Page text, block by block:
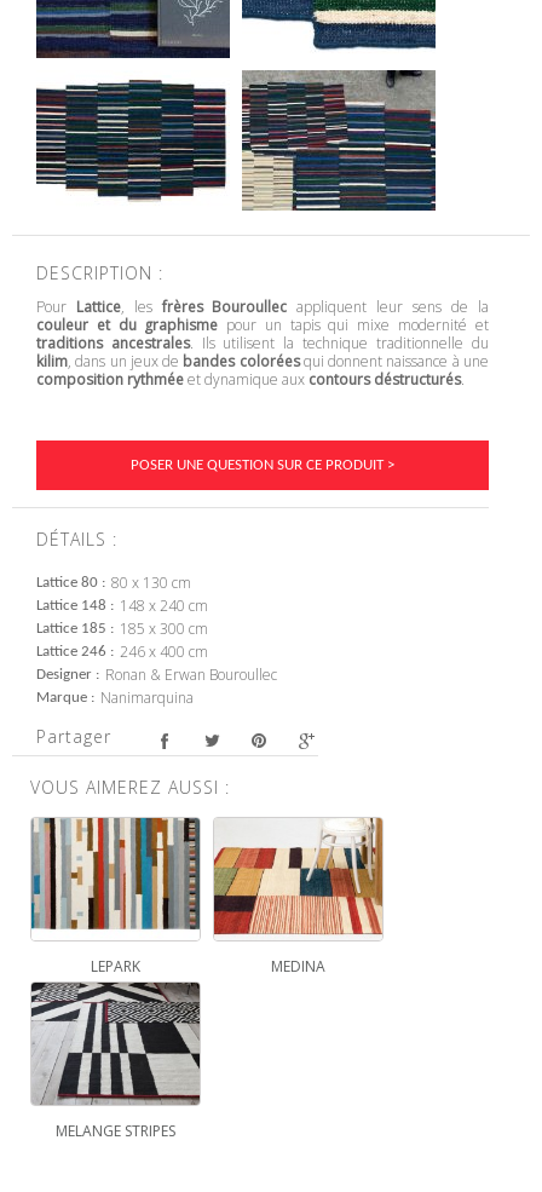
DESCRIPTION :
Pour Lattice, lesfrères Bouroullec appliquent leur sens de la
couleur et du graphisme pour un tapis qui mixe modernité et
traditions ancestrales. Ils utilisent la technique traditionnelle du
kilim, dans un jeux de bandes coloréesqui donnent naissance à une
composition rythméeet dynamique aux contours déstructurés.
POSER UNE QUESTION SUR CE PRODUIT >
DÉTAILS :
Lattice 80 80 x 130 cm
Lattice 148 148 x 240 cm
Lattice 185 185 x 300 cm
Lattice 246 246 x 400 cm
Designer Ronan & Erwan Bouroullec
Marque Nanimarquina
Partager
VOUS AIMEREZ AUSSI :
LEPARK MEDINA
MELANGE STRIPES